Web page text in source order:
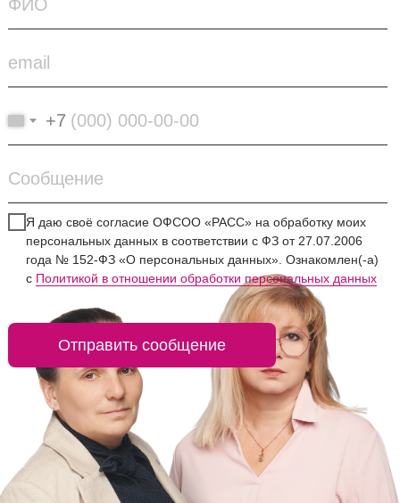
+7
Я даю своё согласие ОФСОО «РАСС» на обработку моих
персональных данных в соответствии с ФЗ от 27.07.2006
года № 152-ФЗ «О персональных данных». Ознакомлен(-а)
с Политикой в отношении обработки персональных данных
Отправить сообщение